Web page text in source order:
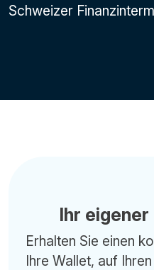
Schweizer
Ihr eigener
Erhalten Sie einen
Ihre Wallet, auf